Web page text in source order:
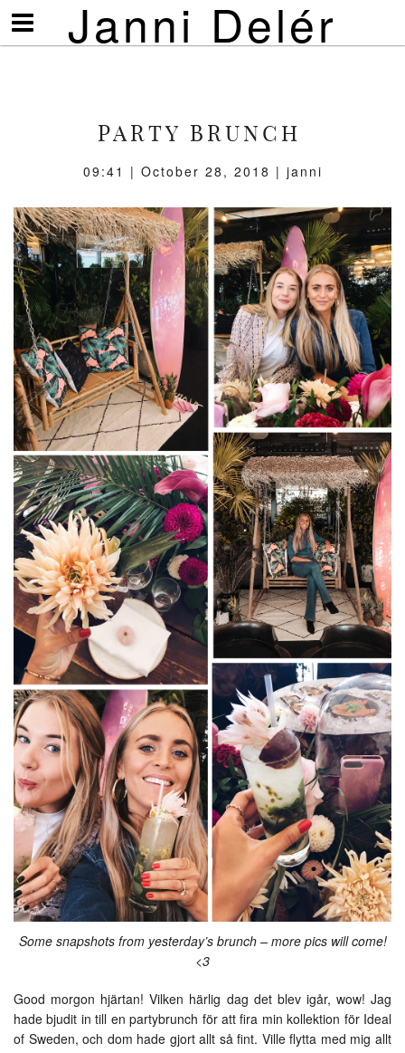
Janni Delér
Visa/göm
meny
PARTY BRUNCH
09:41 | October 28, 2018 | janni
Some snapshots from yesterday’s brunch – more pics will come!
<3
Good morgon hjärtan! Vilken härlig dag det blev igår, wow! Jag
hade bjudit in till en partybrunch för att fira min kollektion för Ideal
of Sweden, och dom hade gjort allt så fint. Ville flytta med mig allt